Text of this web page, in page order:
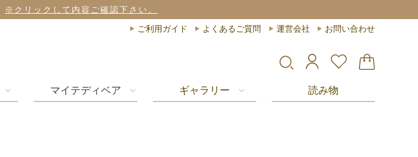
※クリックして内容ご確認下さい。
ご利用ガイド よくあるご質問 運営会社 お問い合わせ
マイテディベア ギャラリー 読み物